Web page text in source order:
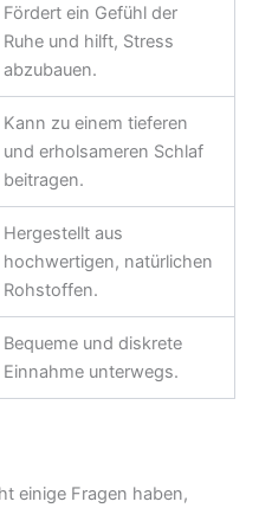
Fördert ein Gefühl der
Ruhe und hilft, Stress
abzubauen.
Kann zu einem tieferen
und erholsameren Schlaf
beitragen.
Hergestellt aus
hochwertigen, natürlichen
Rohstoffen.
Bequeme und diskrete
Einnahme unterwegs.
einige Fragen haben,